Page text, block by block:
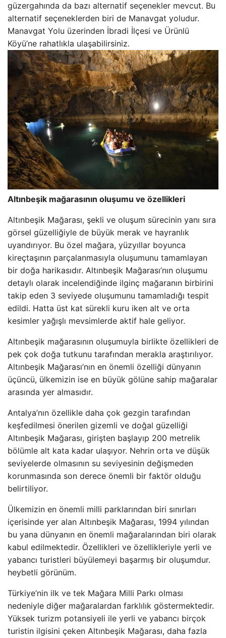
güzergahında da bazı alternatif seçenekler mevcut. Bu
alternatif seçeneklerden biri de Manavgat yoludur.
Manavgat Yolu üzerinden İbradi İlçesi ve Ürünlü
Köyü’ne rahatlıkla ulaşabilirsiniz.
Altınbeşik mağarasının oluşumu ve özellikleri
Altınbeşik Mağarası, şekli ve oluşum sürecinin yanı sıra
görsel güzelliğiyle de büyük merak ve hayranlık
uyandırıyor. Bu özel mağara, yüzyıllar boyunca
kireçtaşının parçalanmasıyla oluşumunu tamamlayan
bir doğa harikasıdır. Altınbeşik Mağarası’nın oluşumu
detaylı olarak incelendiğinde ilginç mağaranın birbirini
takip eden 3 seviyede oluşumunu tamamladığı tespit
edildi. Hatta üst kat sürekli kuru iken alt ve orta
kesimler yağışlı mevsimlerde aktif hale geliyor.
Altınbeşik mağarasının oluşumuyla birlikte özellikleri de
pek çok doğa tutkunu tarafından merakla araştırılıyor.
Altınbeşik Mağarası’nın en önemli özelliği dünyanın
üçüncü, ülkemizin ise en büyük gölüne sahip mağaralar
arasında yer almasıdır.
Antalya’nın özellikle daha çok gezgin tarafından
keşfedilmesi önerilen gizemli ve doğal güzelliği
Altınbeşik Mağarası, girişten başlayıp 200 metrelik
bölümle alt kata kadar ulaşıyor. Nehrin orta ve düşük
seviyelerde olmasının su seviyesinin değişmeden
korunmasında son derece önemli bir faktör olduğu
belirtiliyor.
Ülkemizin en önemli milli parklarından biri sınırları
içerisinde yer alan Altınbeşik Mağarası, 1994 yılından
bu yana dünyanın en önemli mağaralarından biri olarak
kabul edilmektedir. Özellikleri ve özellikleriyle yerli ve
yabancı turistleri büyülemeyi başarmış bir oluşumdur.
heybetli görünüm.
Türkiye’nin ilk ve tek Mağara Milli Parkı olması
nedeniyle diğer mağaralardan farklılık göstermektedir.
Yüksek turizm potansiyeli ile yerli ve yabancı birçok
turistin ilgisini çeken Altınbeşik Mağarası, daha fazla